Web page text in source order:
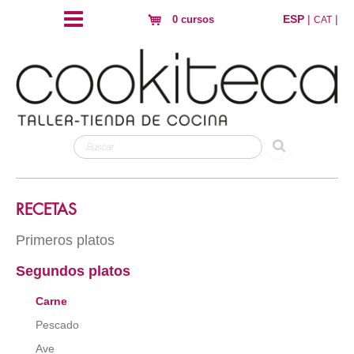
0 cursos ESP | CAT |
RECETAS
Primeros platos
Arroz
Segundos platos
Carne
Pescado
Ave